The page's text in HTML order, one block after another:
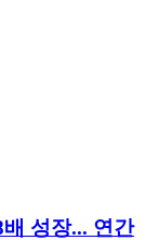
성장... 연간